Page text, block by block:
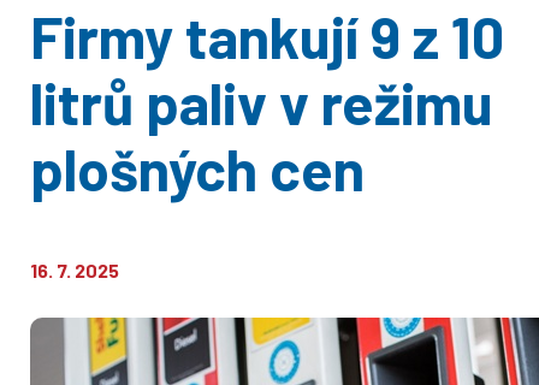
Firmy tankují 9 z 10
litrů paliv v režimu
plošných cen
16. 7. 2025